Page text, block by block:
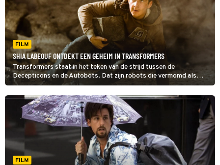
FILM
SHIA LABEOUF ONTDEKT EEN GEHEIM IN TRANSFORMERS
Transformers staat in het teken van de strijd tussen de
Decepticons en de Autobots. Dat zijn robots die vermomd als
auto over de aarde crossen.
FILM